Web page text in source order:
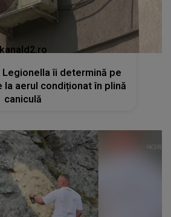
kanald2.ro
Legionella îi determină pe
la aerul condiționat în plină
caniculă